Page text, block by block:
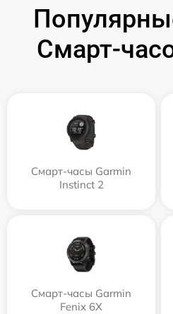
Смарт-
Смарт-часы Garmin
Instinct 2
Смарт-часы Garmin
Fenix 6X